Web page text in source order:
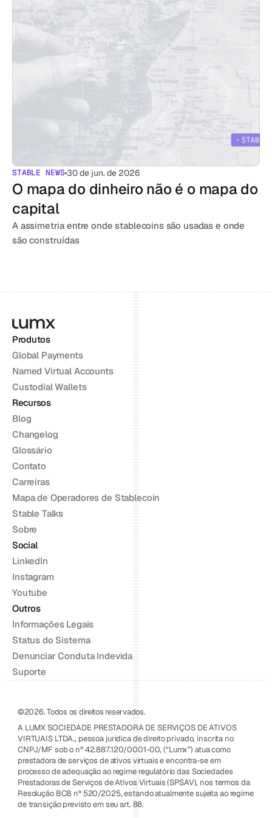
STABLE NEWS30 de jun. de 2026
O mapa do dinheiro não é o mapa do
capital
A assimetria entre onde stablecoins são usadas e onde
são construídas
Produtos
Global Payments
Named Virtual Accounts
Custodial Wallets
Recursos
Blog
Changelog
Glossário
Contato
Carreiras
Mapa de Operadores de Stablecoin
Stable Talks
Sobre
Social
LinkedIn
Instagram
Youtube
Outros
Informações Legais
Status do Sistema
Denunciar Conduta Indevida
Suporte
©2026. Todos os direitos reservados.
A LUMX SOCIEDADE PRESTADORA DE SERVIÇOS DE ATIVOS
VIRTUAIS LTDA., pessoa jurídica de direito privado, inscrita no
CNPJ/MF sob o nº 42.887.120/0001-00, (“Lumx”) atua como
prestadora de serviços de ativos virtuais e encontra-se em
processo de adequação ao regime regulatório das Sociedades
Prestadoras de Serviços de Ativos Virtuais (SPSAV), nos termos da
Resolução BCB nº 520/2025, estando atualmente sujeita ao regime
de transição previsto em seu art. 88.